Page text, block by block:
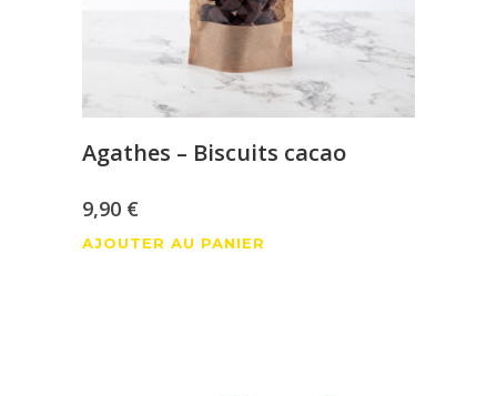
sur
page
du
Agathes – Biscuits cacao
9,90 €
AJOUTER AU PANIER